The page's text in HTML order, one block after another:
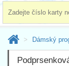
Dámský